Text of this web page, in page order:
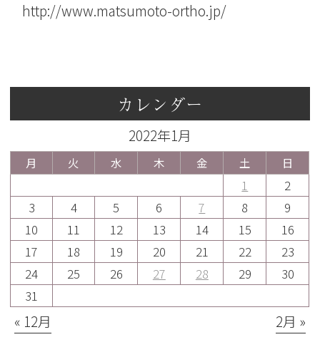
http://www.matsumoto-ortho.jp/
カレンダー
2022年1月
月 火 水 木 金 土 日
1
2
3
4 5 6 7 8
9
10
11 12 13 14 15
16
17
18 19 20 21 22
23
24
25 26 27 28 29
30
31
« 12月 2月 »